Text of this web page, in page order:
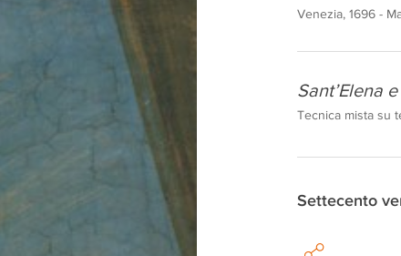
Venezia, 1696 -
Sant’Elena
Tecnica mista su
Settecento